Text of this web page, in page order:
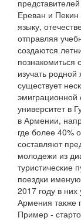
Ереван и
языку,
отправляя
создаются
познакомиться
изучать
существует
эмиграционной
университет в
в Армении,
где более 40%
составляют
молодежи из
туристические
поездки
2017 году в них
Армения также
Пример -